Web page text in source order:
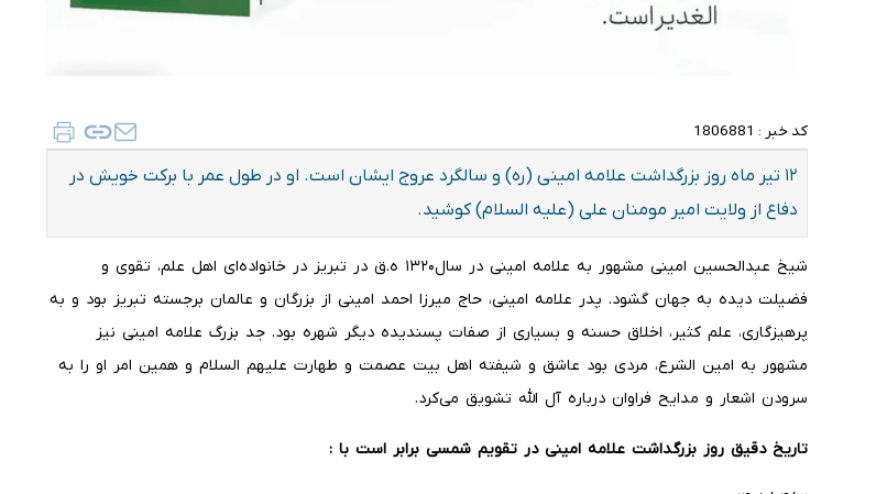
کد خبر : 1806881
۱۲ تیر ماه روز بزرگداشت علامه امینی (ره) و سالگرد عروج ایشان است. او در طول عمر با برکت خویش در
دفاع از ولایت امیر مومنان علی (علیه السلام) کوشید.
شیخ عبدالحسین امینی مشهور به علامه امینی در سال۱۳۲۰ ه.ق در تبریز در خانواده‌ای اهل علم، تقوی و
فضیلت دیده به جهان گشود. پدر علامه امینی، حاج میرزا احمد امینی از بزرگان و عالمان برجسته تبریز بود و به
پرهیزگاری، علم کثیر، اخلاق حسنه و بسیاری از صفات پسندیده دیگر شهره بود. جد بزرگ علامه امینی نیز
مشهور به امین الشرع، مردی بود عاشق و شیفته اهل بیت عصمت و طهارت علیهم السلام و همین امر او را به
سرودن اشعار و مدایح فراوان درباره آل الله تشویق می‌کرد.
تاریخ دقیق روز بزرگداشت علامه امینی در تقویم شمسی برابر است با :